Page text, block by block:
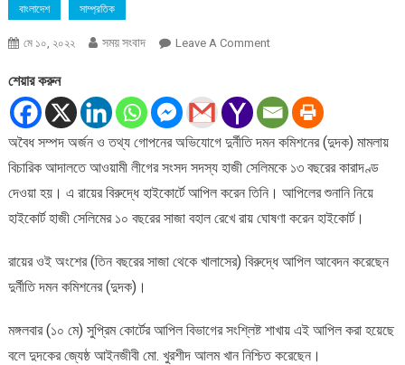
বাংলাদেশ সাম্প্রতিক
মে ১০, ২০২২ সময় সংবাদ Leave A CommentOn
দণ্ড
থেকে
হাজী
সেলিম
খালাস,
শেয়ার করুন
অবৈধ সম্পদ অর্জন ও তথ্য গোপনের অভিযোগে দুর্নীতি দমন কমিশনের (দুদক) মামলায়
বিচারিক আদালতে আওয়ামী লীগের সংসদ সদস্য হাজী সেলিমকে ১৩ বছরের কারাদণ্ড
দেওয়া হয়। এ রায়ের বিরুদ্ধে হাইকোর্টে আপিল করেন তিনি। আপিলের শুনানি নিয়ে
হাইকোর্ট হাজী সেলিমের ১০ বছরের সাজা বহাল রেখে রায় ঘোষণা করেন হাইকোর্ট।
রায়ের ওই অংশের (তিন বছরের সাজা থেকে খালাসের) বিরুদ্ধে আপিল আবেদন করেছেন
দুর্নীতি দমন কমিশনের (দুদক)।
মঙ্গলবার (১০ মে) সুপ্রিম কোর্টের আপিল বিভাগের সংশ্লিষ্ট শাখায় এই আপিল করা হয়েছে
বলে দুদকের জ্যেষ্ঠ আইনজীবী মো. খুরশীদ আলম খান নিশ্চিত করেছেন।